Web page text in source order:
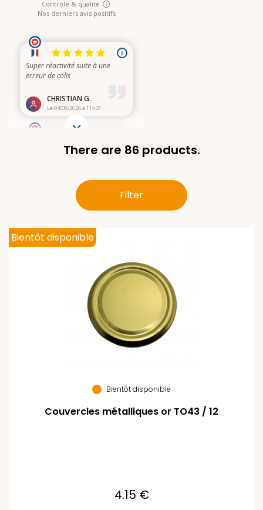
There are 86 products.
Filter
Bientôt disponible
Couvercles métalliques or TO43 / 12
4.15 €
Bientôt disponible